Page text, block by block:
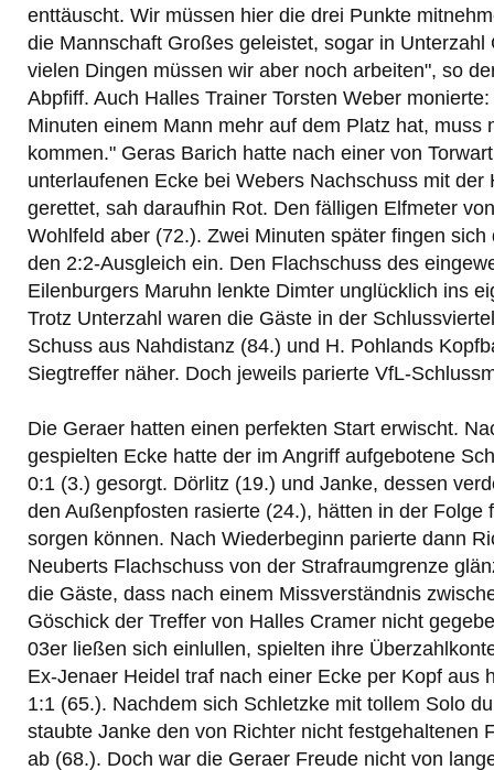
enttäuscht. Wir müssen hier die drei Punkte
die Mannschaft Großes geleistet, sogar in Unterzahl
vielen Dingen müssen wir aber noch arbeiten", so
Abpfiff. Auch Halles Trainer Torsten Weber
Minuten einem Mann mehr auf dem Platz hat, muss
kommen." Geras Barich hatte nach einer von
unterlaufenen Ecke bei Webers Nachschuss mit der
gerettet, sah daraufhin Rot. Den fälligen Elfmeter
Wohlfeld aber (72.). Zwei Minuten später fingen sich
den 2:2-Ausgleich ein. Den Flachschuss des
Eilenburgers Maruhn lenkte Dimter unglücklich ins
Trotz Unterzahl waren die Gäste in der
Schuss aus Nahdistanz (84.) und H. Pohlands
Siegtreffer näher. Doch jeweils parierte VfL-
Die Geraer hatten einen perfekten Start erwischt.
gespielten Ecke hatte der im Angriff aufgebotene
0:1 (3.) gesorgt. Dörlitz (19.) und Janke, dessen
den Außenpfosten rasierte (24.), hätten in der Folge
sorgen können. Nach Wiederbeginn parierte dann
Neuberts Flachschuss von der Strafraumgrenze
die Gäste, dass nach einem Missverständnis
Göschick der Treffer von Halles Cramer nicht
03er ließen sich einlullen, spielten ihre
Ex-Jenaer Heidel traf nach einer Ecke per Kopf aus
1:1 (65.). Nachdem sich Schletzke mit tollem Solo
staubte Janke den von Richter nicht festgehaltenen
ab (68.). Doch war die Geraer Freude nicht von